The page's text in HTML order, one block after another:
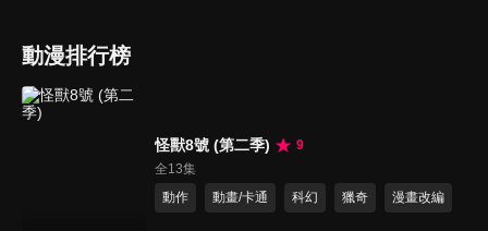
動漫排行榜
怪獸8號 (第二季)
9
全13集
動作
動畫/卡通 科幻 獵奇 漫畫改編